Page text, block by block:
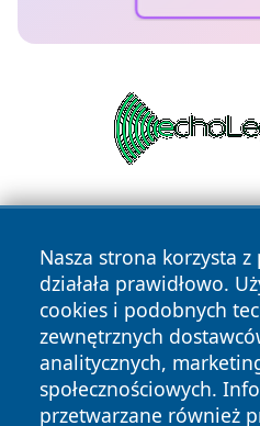
Nasza strona korzysta
działała prawidłowo.
cookies i podobnych
zewnętrznych
analitycznych,
społecznościowych.
przetwarzane również
Copyright © 2026
zastrzeżone.